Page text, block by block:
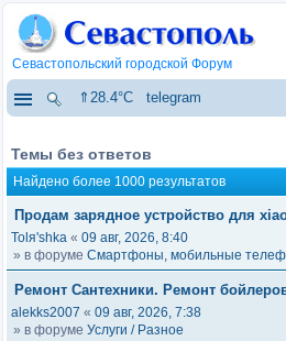
Севастопольский городской Форум
⇑28.4°C telegram
Темы без ответов
Найдено более 1000 результатов
Продам зарядное устройство для
Tolя'shka « 09 авг, 2026, 8:40
» в форуме Смартфоны, мобильные
Ремонт Сантехники. Ремонт
alekks2007 « 09 авг, 2026, 7:38
» в форуме Услуги / Разное